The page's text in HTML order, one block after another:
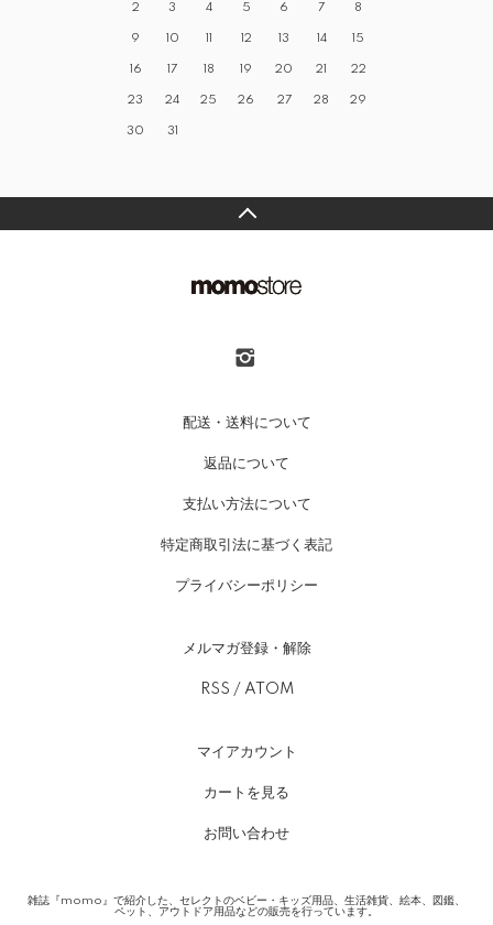
2 3 4 5 6 7 8
9 10 11 12 13 14 15
16 17 18 19 20 21 22
23 24 25 26 27 28 29
30 31
配送・送料について
返品について
支払い方法について
特定商取引法に基づく表記
プライバシーポリシー
メルマガ登録・解除
RSS / ATOM
マイアカウント
カートを見る
お問い合わせ
雑誌『momo』で紹介した、セレクトのベビー・キッズ用品、生活雑貨、絵本、図鑑、
ペット、アウトドア用品などの販売を行っています。